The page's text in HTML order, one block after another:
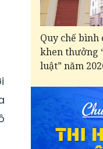
Quy chế bình
khen thưởng
luật” năm